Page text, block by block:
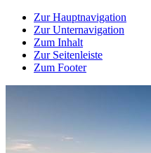
Zur Hauptnavigation
Zur Unternavigation
Zum Inhalt
Zur Seitenleiste
Zum Footer